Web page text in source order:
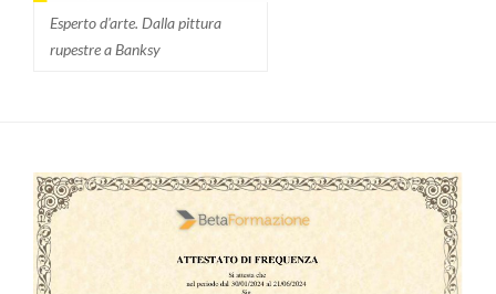
Esperto d'arte. Dalla pittura
rupestre a Banksy